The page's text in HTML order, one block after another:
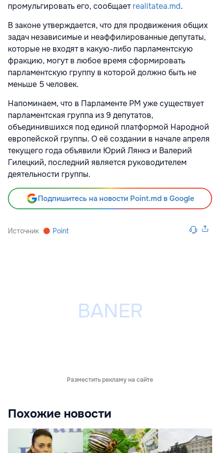
промульгировать его, сообщаетrealitatea.md.
В законе утверждается, что для продвижения общих
задач независимые и неаффилированные депутаты,
которые не входят в какую-либо парламентскую
фракцию, могут в любое время сформировать
парламентскую группу в которой должно быть не
меньше 5 человек.
Напоминаем, что в Парламенте РМ уже существует
парламентская группа из 9 депутатов,
объединившихся под единой платформой Народной
европейской группы. О её создании в начале апреля
текущего года объявили Юрий Лянкэ и Валерий
Гилецкий, последний является руководителем
деятельности группы.
Подпишитесь на новости Point.md в Google
Источник Point
Разместить рекламу на сайте
Похожие новости